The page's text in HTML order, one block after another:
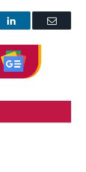
LinkedIn
Correo